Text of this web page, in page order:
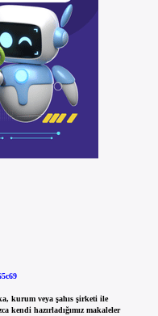
kurum veya şahıs şirketi ile
kendi hazırladığımız makaleler